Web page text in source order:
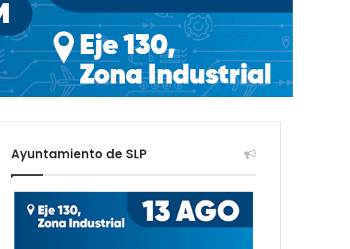
Ayuntamiento de SLP